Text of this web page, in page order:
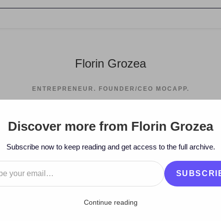
Florin Grozea
ENTREPRENEUR. FOUNDER/CEO MOCAPP.
Discover more from Florin Grozea
Subscribe now to keep reading and get access to the full archive.
Continue reading